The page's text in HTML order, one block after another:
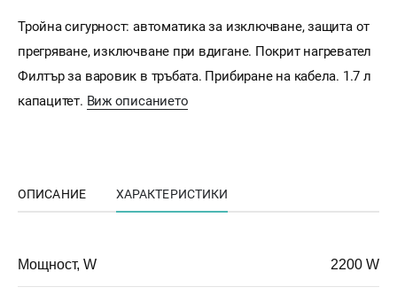
Тройна сигурност: автоматика за изключване, защита от
прегряване, изключване при вдигане. Покрит нагревател
Филтър за варовик в тръбата. Прибиране на кабела. 1.7 л
капацитет. Виж описанието
ОПИСАНИЕ ХАРАКТЕРИСТИКИ
Мощност, W 2200 W